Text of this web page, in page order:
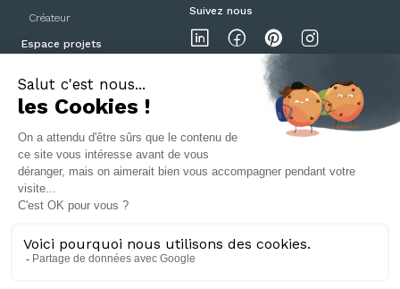
Créateur
Espace projets
Suivez nous
Mentions légalesPolitique de confidentialitéCGV